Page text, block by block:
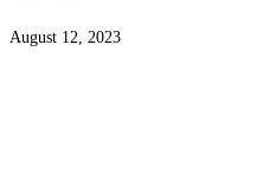
August 12, 2023